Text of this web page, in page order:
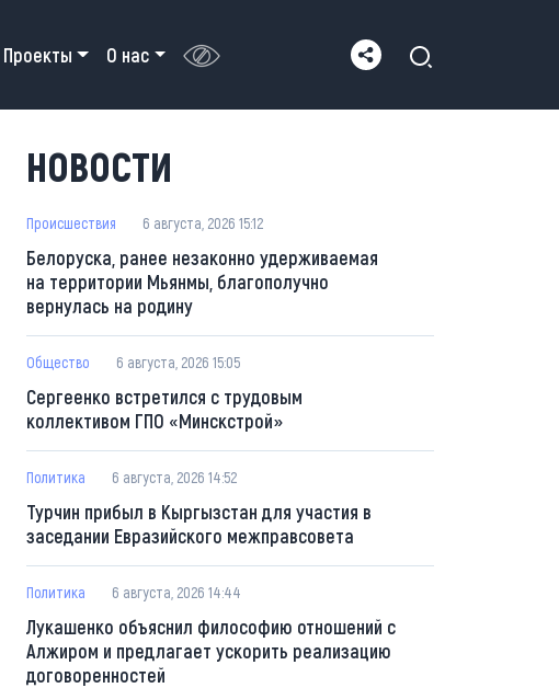
Проекты О нас
НОВОСТИ
Происшествия 6 августа, 2026 15:12
Белоруска, ранее незаконно удерживаемая
на территории Мьянмы, благополучно
вернулась на родину
Общество 6 августа, 2026 15:05
Сергеенко встретился с трудовым
коллективом ГПО «Минскстрой»
Политика 6 августа, 2026 14:52
Турчин прибыл в Кыргызстан для участия в
заседании Евразийского межправсовета
Политика 6 августа, 2026 14:44
Лукашенко объяснил философию отношений с
Алжиром и предлагает ускорить реализацию
договоренностей